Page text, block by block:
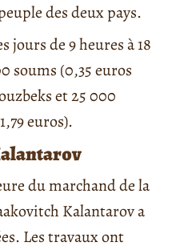
des deux pays.
jours de 9 heures à 18
soums (0,35 euros
et 25 000
euros).
du marchand de la
Kalantarov a
Les travaux ont